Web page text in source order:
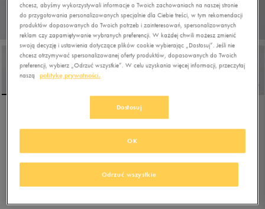
NIKE GAMMA FORCE
chcesz, abyśmy wykorzystywali informacje o Twoich zachowaniach na naszej stronie
do przygotowania personalizowanych specjalnie dla Ciebie treści, w tym rekomendacji
produktów dopasowanych do Twoich potrzeb i zainteresowań, spersonalizowanych
reklam czy zapamiętywanie wybranych preferencji. W każdej chwili możesz zmienić
swoją decyzję i ustawienia dotyczące plików cookie wybierając „Dostosuj”. Jeśli nie
chcesz otrzymywać spersonalizowanej oferty produktów, dopasowanych do Twoich
preferencji, wybierz „Odrzuć wszystkie”. W celu uzyskania więcej informacji, przeczytaj
naszą
politykę prywatności.
Dostosuj
Odrzuć wszystkie
OK